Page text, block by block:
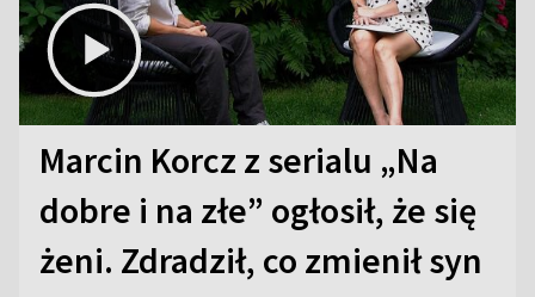
Marcin Korcz z serialu „Na
dobre i na złe” ogłosił, że się
żeni. Zdradził, co zmienił syn